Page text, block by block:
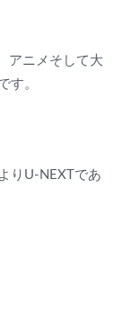
アニメそして大
す。
りU-NEXTであ